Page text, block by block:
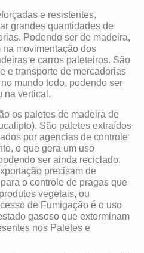
e resistentes,
grandes quantidades de
Podendo ser de madeira,
movimentação dos
e carros paleteiros. São
e transporte de mercadorias
mundo todo, podendo ser
na vertical.
os paletes de madeira de
São paletes extraídos
por agencias de controle
o que gera um uso
ser ainda reciclado.
precisam de
o controle de pragas que
vegetais, ou
de Fumigação é o uso
gasoso que exterminam
nos Paletes e